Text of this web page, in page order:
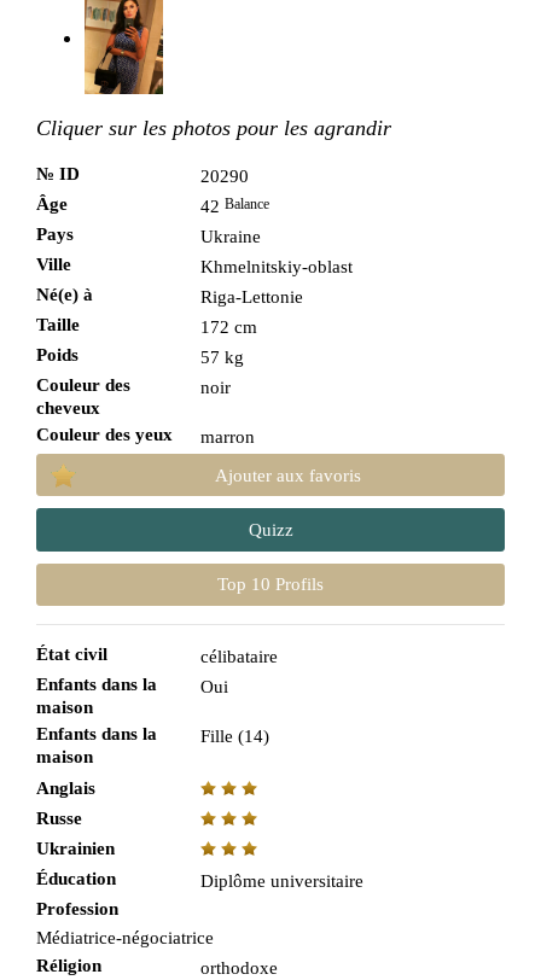
Cliquer sur les photos pour les agrandir
№ ID
20290
Âge
42 Balance
Pays
Ukraine
Ville
Khmelnitskiy-oblast
Né(e) à
Riga-Lettonie
Taille
172 cm
Poids
57 kg
Couleur des
cheveux
noir
Couleur des yeux
marron
Ajouter aux favoris
Quizz
Top 10 Profils
État civil
célibataire
Enfants dans la
maison
Oui
Enfants dans la
maison
Fille (14)
Anglais
Russe
Ukrainien
Éducation
Diplôme universitaire
Profession
Médiatrice-négociatrice
Réligion
orthodoxe